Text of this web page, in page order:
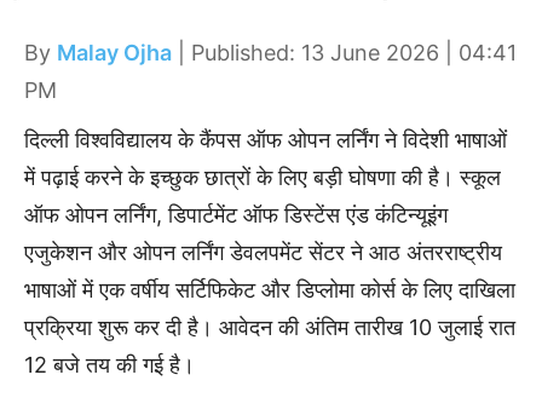
By Malay Ojha | Published: 13 June 2026 | 04:41
PM
दिल्ली विश्वविद्यालय के कैंपस ऑफ ओपन लर्निंग ने विदेशी भाषाओं
में पढ़ाई करने के इच्छुक छात्रों के लिए बड़ी घोषणा की है। स्कूल
ऑफ ओपन लर्निंग, डिपार्टमेंट ऑफ डिस्टेंस एंड कंटिन्यूइंग
एजुकेशन और ओपन लर्निंग डेवलपमेंट सेंटर ने आठ अंतरराष्ट्रीय
भाषाओं में एक वर्षीय सर्टिफिकेट और डिप्लोमा कोर्स के लिए दाखिला
प्रक्रिया शुरू कर दी है। आवेदन की अंतिम तारीख 10 जुलाई रात
12 बजे तय की गई है।